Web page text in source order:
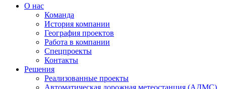
О нас
Команда
История компании
География проектов
Работа в компании
Спецпроекты
Контакты
Решения
Реализованные проекты
Автоматическая дорожная метеостанция (АДМС)